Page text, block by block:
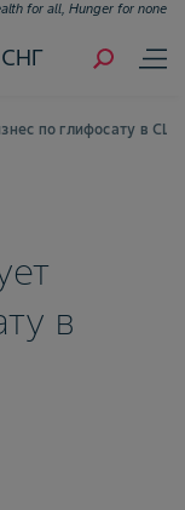
for all, Hunger for none
СНГ
по глифосату в
в